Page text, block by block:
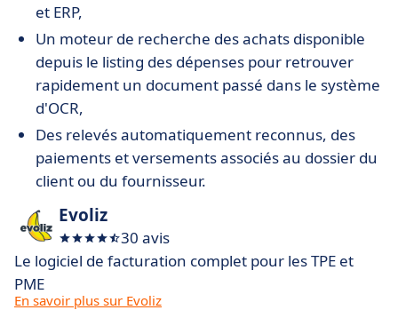
et ERP,
Un moteur de recherche des achats disponible
depuis le listing des dépenses pour retrouver
rapidement un document passé dans le système
d'OCR,
Des relevés automatiquement reconnus, des
paiements et versements associés au dossier du
client ou du fournisseur.
Evoliz
30 avis
Le logiciel de facturation complet pour les TPE et
PME
En savoir plus sur Evoliz